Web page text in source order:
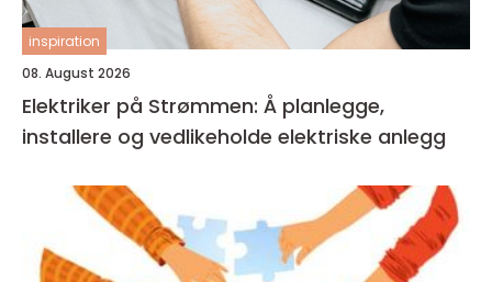
inspiration
08. August 2026
Elektriker på Strømmen: Å planlegge,
installere og vedlikeholde elektriske anlegg